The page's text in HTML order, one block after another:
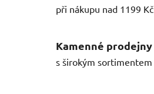
při nákupu nad 1199 Kč
Kamenné prodejny
s širokým sortimentem